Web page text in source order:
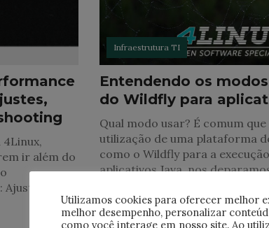
ir além do
Infraestrutura TI
Entendendo os
do Wildfly para
Qual modo usar? É comum
utilização de uma plataforma
como o Wildfly para a
aplicativos Java, nos
Utilizamos cookies para oferecer melhor
melhor desempenho, personalizar
como você interage em nosso site. Ao